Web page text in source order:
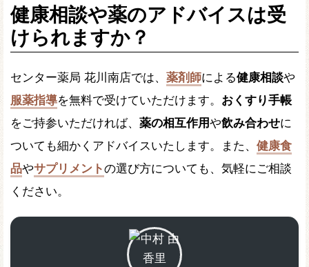
健康相談や薬のアドバイスは受
けられますか？
センター薬局 花川南店では、 薬剤師による健康相談や
服薬指導を無料で受けていただけます。 おくすり手帳
をご持参いただければ、 薬の相互作用や飲み合わせに
ついても細かくアドバイスいたします。また、 健康食
品やサプリメントの選び方についても、気軽にご相談
ください。